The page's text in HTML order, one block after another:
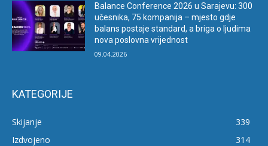
Balance Conference 2026 u Sarajevu: 300
učesnika, 75 kompanija – mjesto gdje
balans postaje standard, a briga o ljudima
nova poslovna vrijednost
09.04.2026
KATEGORIJE
Skijanje
339
Izdvojeno
314